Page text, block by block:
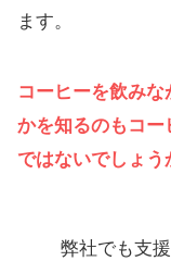
ます。
コーヒーを飲み
かを知るのもコ
ではないでしょう
弊社でも支